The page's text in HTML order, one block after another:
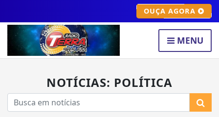
OUÇA AGORA
MENU
NOTÍCIAS: POLÍTICA